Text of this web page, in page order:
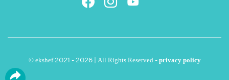
© ekshef 2021 - 2026 | All Rights Reserved -privacy policy